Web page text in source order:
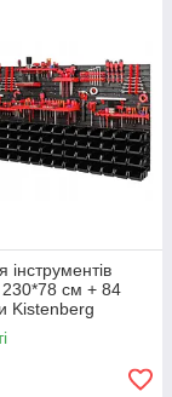
інструментів
см + 84
Kistenberg